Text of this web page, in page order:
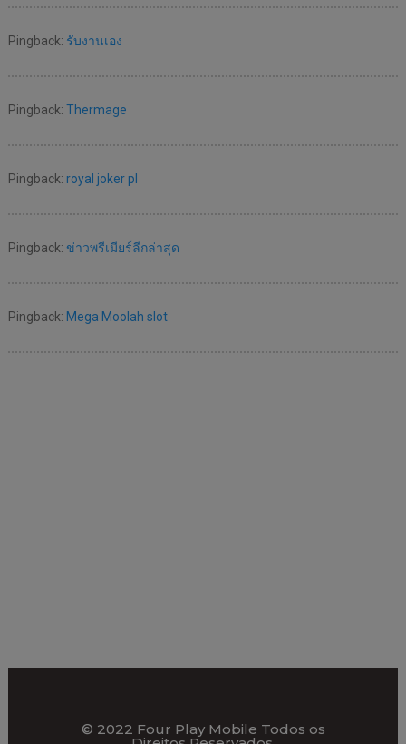
Pingback: รับงานเอง
Pingback: Thermage
Pingback: royal joker pl
Pingback: ข่าวพรีเมียร์ลีกล่าสุด
Pingback: Mega Moolah slot
© 2022 Four Play Mobile Todos os